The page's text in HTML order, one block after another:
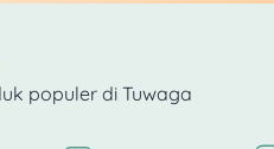
populer di Tuwaga